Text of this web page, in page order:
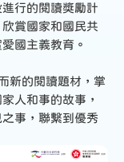
行的閱讀獎勵計
賞國家和國民共
國主義教育。
新的閱讀題材，掌
人和事的故事，
事，聯繫到優秀